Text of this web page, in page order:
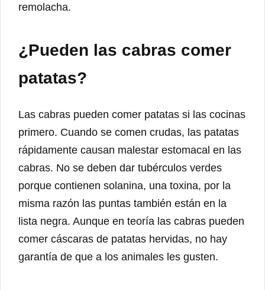
remolacha.
¿Pueden las cabras comer
patatas?
Las cabras pueden comer patatas si las cocinas
primero. Cuando se comen crudas, las patatas
rápidamente causan malestar estomacal en las
cabras. No se deben dar tubérculos verdes
porque contienen solanina, una toxina, por la
misma razón las puntas también están en la
lista negra. Aunque en teoría las cabras pueden
comer cáscaras de patatas hervidas, no hay
garantía de que a los animales les gusten.